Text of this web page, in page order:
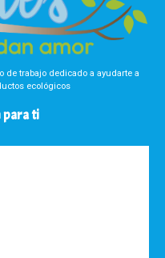
de trabajo dedicado a ayudarte a
ecológicos
para ti